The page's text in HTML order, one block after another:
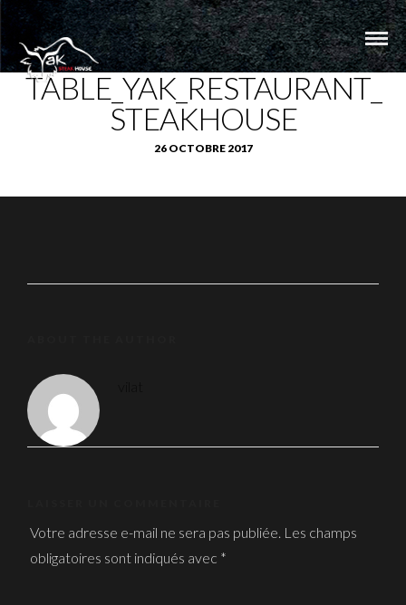
TABLE_YAK_RESTAURANT_
STEAKHOUSE
26 OCTOBRE 2017
Votre adresse e-mail ne sera pas publiée. Les champs
obligatoires sont indiqués avec *